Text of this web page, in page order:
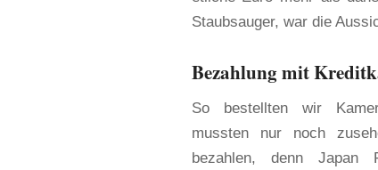
Staubsauger, war die
Bezahlung mit
So bestellten wir
mussten nur noch
bezahlen, denn Japan